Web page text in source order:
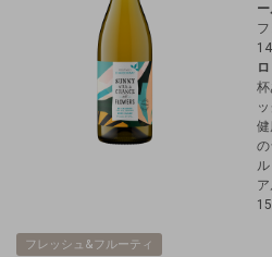
の
ル
フレッシュ&フルーティ